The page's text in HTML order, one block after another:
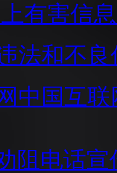
有害信
法和不
中国互
阻电话宣